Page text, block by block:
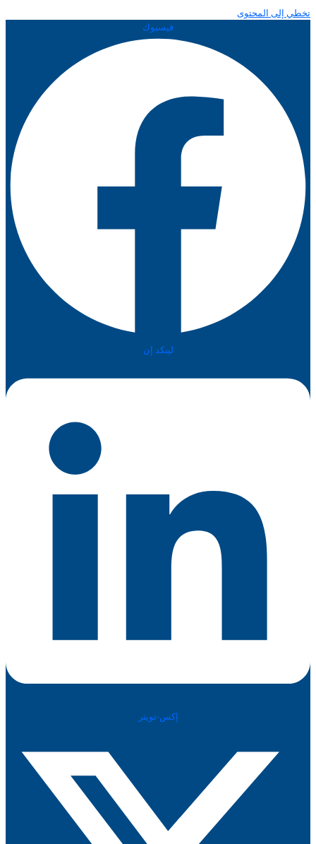
تخطي إلى المحتوى
فيسبوك
لينكد إن
إكس-تويتر